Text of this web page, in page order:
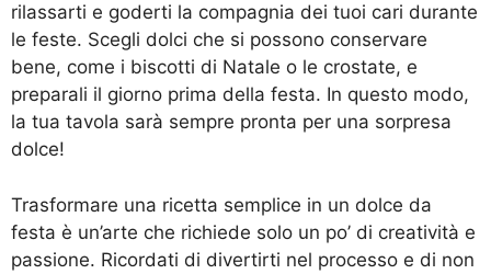
rilassarti e goderti la compagnia dei tuoi cari durante
le feste. Scegli dolci che si possono conservare
bene, come i biscotti di Natale o le crostate, e
preparali il giorno prima della festa. In questo modo,
la tua tavola sarà sempre pronta per una sorpresa
dolce!
Trasformare una ricetta semplice in un dolce da
festa è un’arte che richiede solo un po’ di creatività e
passione. Ricordati di divertirti nel processo e di non